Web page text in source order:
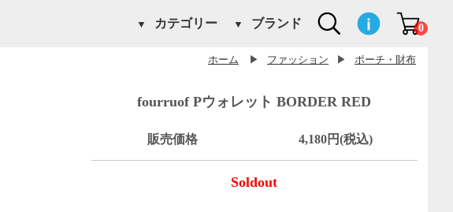
カテゴリー ブランド 0
ホーム ▶ ファッション ▶ ポーチ・財布
fourruof Pウォレット BORDER RED
販売価格 4,180円(税込)
Soldout